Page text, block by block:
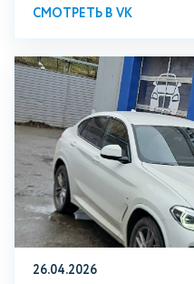
СМОТРЕТЬ В VK
26.04.2026